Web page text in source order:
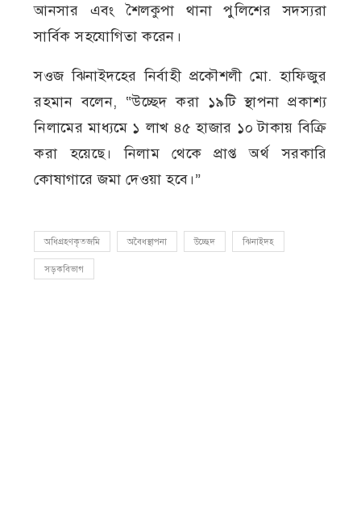
আনসার এবং শৈলকুপা থানা পুলিশের সদস্যরা
সার্বিক সহযোগিতা করেন।
সওজ ঝিনাইদহের নির্বাহী প্রকৌশলী মো. হাফিজুর
রহমান বলেন, “উচ্ছেদ করা ১৯টি স্থাপনা প্রকাশ্য
নিলামের মাধ্যমে ১ লাখ ৪৫ হাজার ১০ টাকায় বিক্রি
করা হয়েছে। নিলাম থেকে প্রাপ্ত অর্থ সরকারি
কোষাগারে জমা দেওয়া হবে।”
অধিগ্রহণকৃতজমি অবৈধস্থাপনা উচ্ছেদ ঝিনাইদহ
সড়কবিভাগ